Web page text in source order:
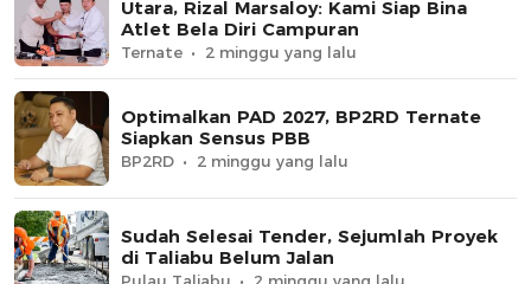
Utara, Rizal Marsaloy: Kami Siap Bina
Atlet Bela Diri Campuran
Ternate 2 minggu yang lalu
Optimalkan PAD 2027, BP2RD Ternate
Siapkan Sensus PBB
BP2RD 2 minggu yang lalu
Sudah Selesai Tender, Sejumlah Proyek
di Taliabu Belum Jalan